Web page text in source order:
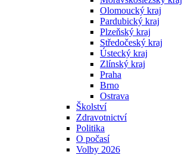
Olomoucký kraj
Pardubický kraj
Plzeňský kraj
Středočeský kraj
Ústecký kraj
Zlínský kraj
Praha
Brno
Ostrava
Školství
Zdravotnictví
Politika
O počasí
Volby 2026